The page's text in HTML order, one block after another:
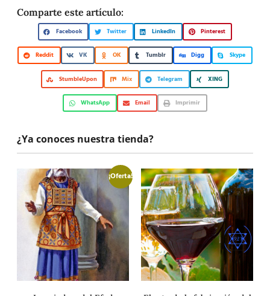
Comparte este artículo:
Facebook Twitter LinkedIn Pinterest
Reddit VK OK Tumblr Digg Skype
StumbleUpon Mix Telegram XING
WhatsApp Email Imprimir
¿Ya conoces nuestra tienda?
¡Oferta!